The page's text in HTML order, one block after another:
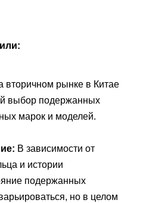
вторичном рынке в Китае
выбор подержанных
марок и моделей.
В зависимости от
и истории
подержанных
но в целом